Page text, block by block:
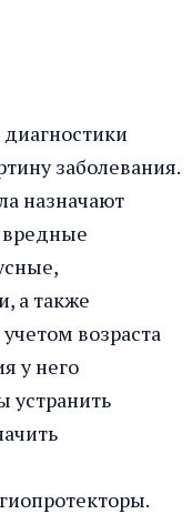
заболевания.
назначают
а также
возраста
у него
устранить